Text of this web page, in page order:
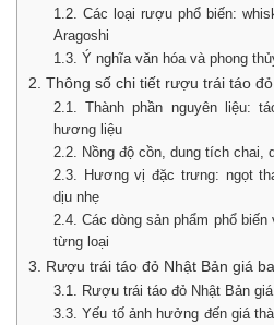
1.2. Các loại rượu phổ biến:
Aragoshi
1.3. Ý nghĩa văn hóa và phong
2. Thông số chi tiết rượu trái táo
2.1. Thành phần nguyên liệu:
hương liệu
2.2. Nồng độ cồn, dung tích chai,
2.3. Hương vị đặc trưng: ngọt
dịu nhẹ
2.4. Các dòng sản phẩm phổ
từng loại
3. Rượu trái táo đỏ Nhật Bản giá
3.1. Rượu trái táo đỏ Nhật Bản
3.3. Yếu tố ảnh hưởng đến giá